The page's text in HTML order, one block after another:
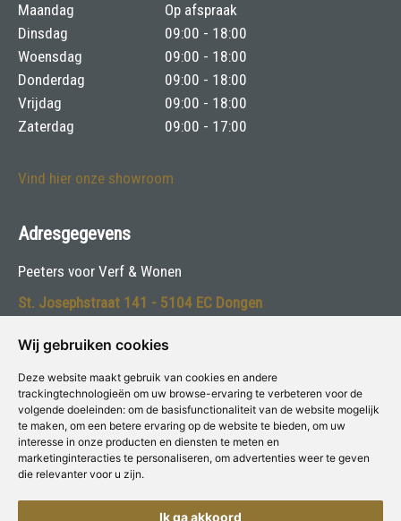
Wij gebruiken cookies
Deze website maakt gebruik van cookies en andere
trackingtechnologieën om uw browse-ervaring te verbeteren voor de
volgende doeleinden: om de basisfunctionaliteit van de website mogelijk
te maken, om een betere ervaring op de website te bieden, om uw
interesse in onze producten en diensten te meten en
marketinginteracties te personaliseren, om advertenties weer te geven
die relevanter voor u zijn.
Ik ga akkoord
Maandag
Op afspraak
Dinsdag
09:00 - 18:00
Woensdag
09:00 - 18:00
Donderdag
09:00 - 18:00
Vrijdag
09:00 - 18:00
Zaterdag
09:00 - 17:00
Vind hier onze showroom
Adresgegevens
Peeters voor Verf & Wonen
St. Josephstraat 141 - 5104 EC Dongen
Volg ons: